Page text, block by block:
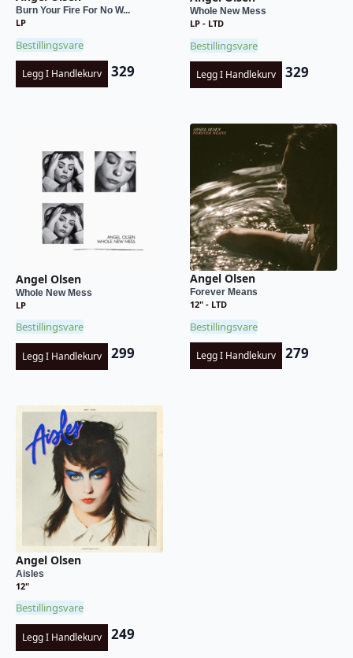
Burn Your Fire For No W...
LP
Bestillingsvare
Legg I Handlekurv 329
Whole New Mess
LP - LTD
Bestillingsvare
Legg I Handlekurv 329
Angel Olsen
Whole New Mess
LP
Bestillingsvare
Legg I Handlekurv 299
Angel Olsen
Forever Means
12" - LTD
Bestillingsvare
Legg I Handlekurv 279
Angel Olsen
Aisles
12"
Bestillingsvare
Legg I Handlekurv 249